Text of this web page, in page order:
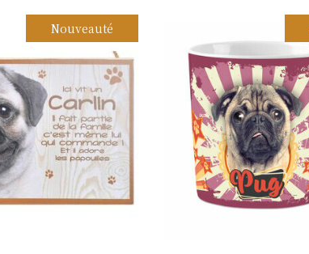
Nouveauté